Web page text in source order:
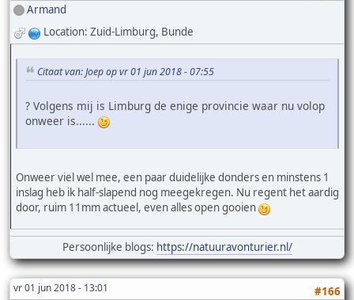
Armand
Location: Zuid-Limburg, Bunde
Citaat van: Joep op vr 01 jun 2018 - 07:55
? Volgens mij is Limburg de enige provincie waar nu volop
onweer is......
Onweer viel wel mee, een paar duidelijke donders en minstens 1
inslag heb ik half-slapend nog meegekregen. Nu regent het aardig
door, ruim 11mm actueel, even alles open gooien
Persoonlijke blogs: https://natuuravonturier.nl/
vr 01 jun 2018 - 13:01
#166